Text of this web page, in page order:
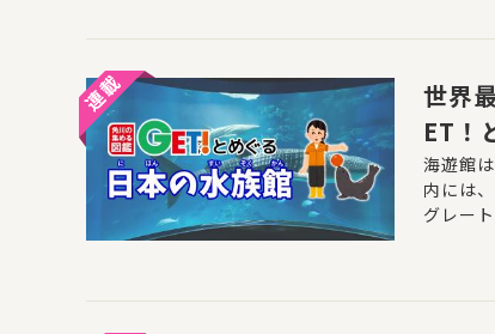
世界
ET！
海遊館
内には
グレー
す。こ